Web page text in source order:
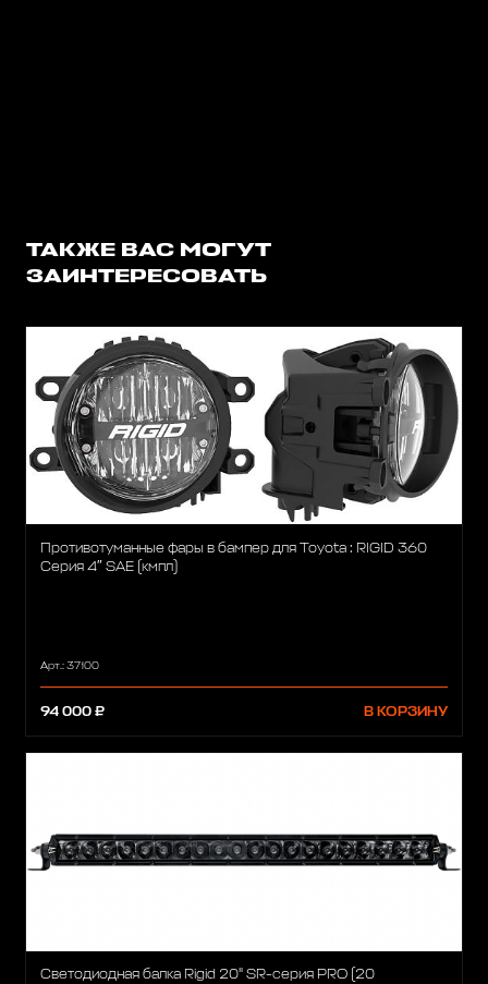
ТАКЖЕ ВАС МОГУТ
ЗАИНТЕРЕСОВАТЬ
Противотуманные фары в бампер для Toyota : RIGID 360
Серия 4″ SAE (кмпл)
Арт.: 37100
94 000 ₽ В КОРЗИНУ
Светодиодная балка Rigid 20" SR-серия PRO (20